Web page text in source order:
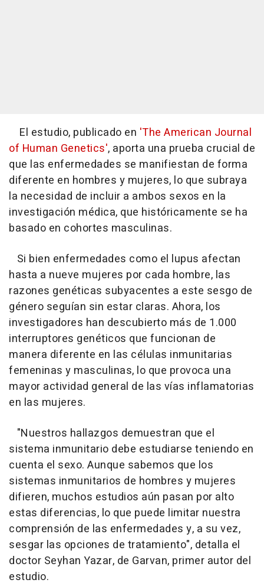
El estudio, publicado en 'The American Journal
of Human Genetics', aporta una prueba crucial de
que las enfermedades se manifiestan de forma
diferente en hombres y mujeres, lo que subraya
la necesidad de incluir a ambos sexos en la
investigación médica, que históricamente se ha
basado en cohortes masculinas.
Si bien enfermedades como el lupus afectan
hasta a nueve mujeres por cada hombre, las
razones genéticas subyacentes a este sesgo de
género seguían sin estar claras. Ahora, los
investigadores han descubierto más de 1.000
interruptores genéticos que funcionan de
manera diferente en las células inmunitarias
femeninas y masculinas, lo que provoca una
mayor actividad general de las vías inflamatorias
en las mujeres.
"Nuestros hallazgos demuestran que el
sistema inmunitario debe estudiarse teniendo en
cuenta el sexo. Aunque sabemos que los
sistemas inmunitarios de hombres y mujeres
difieren, muchos estudios aún pasan por alto
estas diferencias, lo que puede limitar nuestra
comprensión de las enfermedades y, a su vez,
sesgar las opciones de tratamiento", detalla el
doctor Seyhan Yazar, de Garvan, primer autor del
estudio.